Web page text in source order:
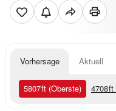
Vorhersage Aktuell
5807ft (Oberste) 4708ft